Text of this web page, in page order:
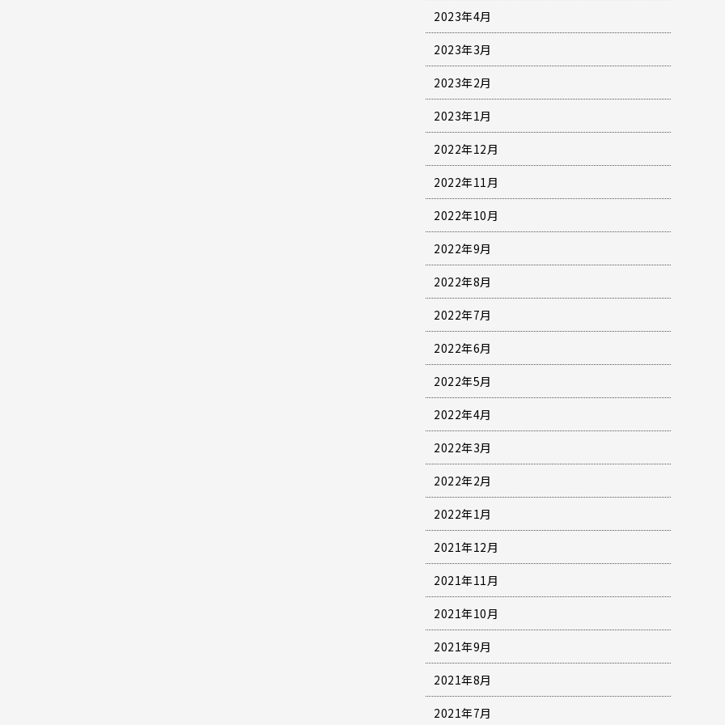
2023年4月
2023年3月
2023年2月
2023年1月
2022年12月
2022年11月
2022年10月
2022年9月
2022年8月
2022年7月
2022年6月
2022年5月
2022年4月
2022年3月
2022年2月
2022年1月
2021年12月
2021年11月
2021年10月
2021年9月
2021年8月
2021年7月